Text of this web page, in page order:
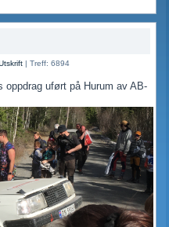
|Treff: 6894
oppdrag uført på Hurum av AB-